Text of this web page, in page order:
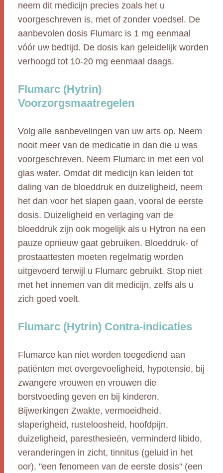
neem dit medicijn precies zoals het u
voorgeschreven is, met of zonder voedsel. De
aanbevolen dosis Flumarc is 1 mg eenmaal
vóór uw bedtijd. De dosis kan geleidelijk worden
verhoogd tot 10-20 mg eenmaal daags.
Flumarc (Hytrin)
Voorzorgsmaatregelen
Volg alle aanbevelingen van uw arts op. Neem
nooit meer van de medicatie in dan die u was
voorgeschreven. Neem Flumarc in met een vol
glas water. Omdat dit medicijn kan leiden tot
daling van de bloeddruk en duizeligheid, neem
het dan voor het slapen gaan, vooral de eerste
dosis. Duizeligheid en verlaging van de
bloeddruk zijn ook mogelijk als u Hytron na een
pauze opnieuw gaat gebruiken. Bloeddruk- of
prostaattesten moeten regelmatig worden
uitgevoerd terwijl u Flumarc gebruikt. Stop niet
met het innemen van dit medicijn, zelfs als u
zich goed voelt.
Flumarc (Hytrin) Contra-indicaties
Flumarce kan niet worden toegediend aan
patiënten met overgevoeligheid, hypotensie, bij
zwangere vrouwen en vrouwen die
borstvoeding geven en bij kinderen.
Bijwerkingen Zwakte, vermoeidheid,
slaperigheid, rusteloosheid, hoofdpijn,
duizeligheid, paresthesieën, verminderd libido,
veranderingen in zicht, tinnitus (geluid in het
oor), "een fenomeen van de eerste dosis" (een